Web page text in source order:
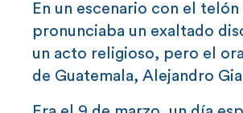
En un escenario con el
pronunciaba un exaltado
un acto religioso, pero el
de Guatemala, Alejandro